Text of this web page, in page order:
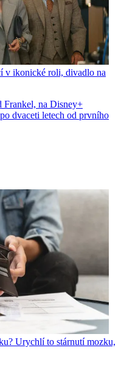
v ikonické roli, divadlo na
Frankel, na Disney+
dvaceti letech od prvního
Urychlí to stárnutí mozku,